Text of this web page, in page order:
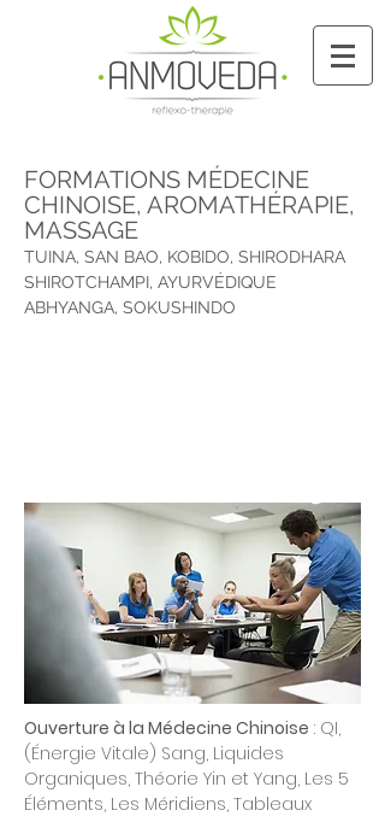
FORMATIONS MÉDECINE
CHINOISE, AROMATHÉRAPIE,
MASSAGE
TUINA, SAN BAO, KOBIDO, SHIRODHARA
SHIROTCHAMPI, AYURVÉDIQUE
ABHYANGA, SOKUSHINDO
Ouverture à la Médecine Chinoise : QI,
(Énergie Vitale) Sang, Liquides
Organiques, Théorie Yin et Yang, Les 5
Éléments, Les Méridiens, Tableaux